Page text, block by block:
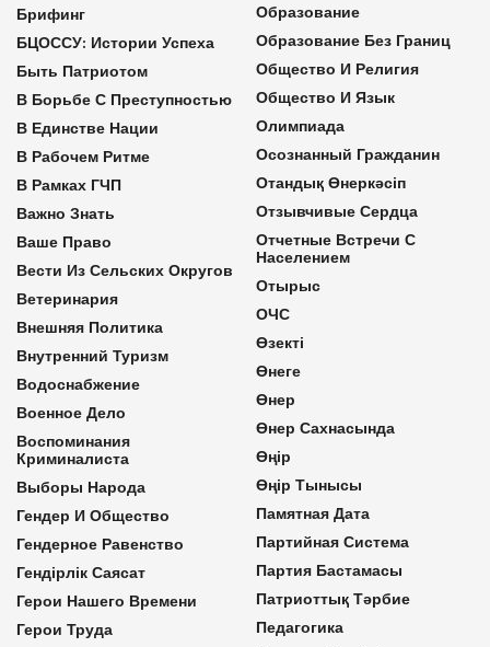
Брифинг
БЦОССУ: Истории Успеха
Быть Патриотом
В Борьбе С Преступностью
В Единстве Нации
В Рабочем Ритме
В Рамках ГЧП
Важно Знать
Ваше Право
Вести Из Сельских Округов
Ветеринария
Внешняя Политика
Внутренний Туризм
Водоснабжение
Военное Дело
Воспоминания
Криминалиста
Выборы Народа
Гендер И Общество
Гендерное Равенство
Гендірлік Саясат
Герои Нашего Времени
Герои Труда
Образование
Образование Без Границ
Общество И Религия
Общество И Язык
Олимпиада
Осознанный Гражданин
Отандық Өнеркәсіп
Отзывчивые Сердца
Отчетные Встречи С
Населением
Отырыс
ОЧС
Өзекті
Өнеге
Өнер
Өнер Сахнасында
Өңір
Өңір Тынысы
Памятная Дата
Партийная Система
Партия Бастамасы
Патриоттық Тәрбие
Педагогика